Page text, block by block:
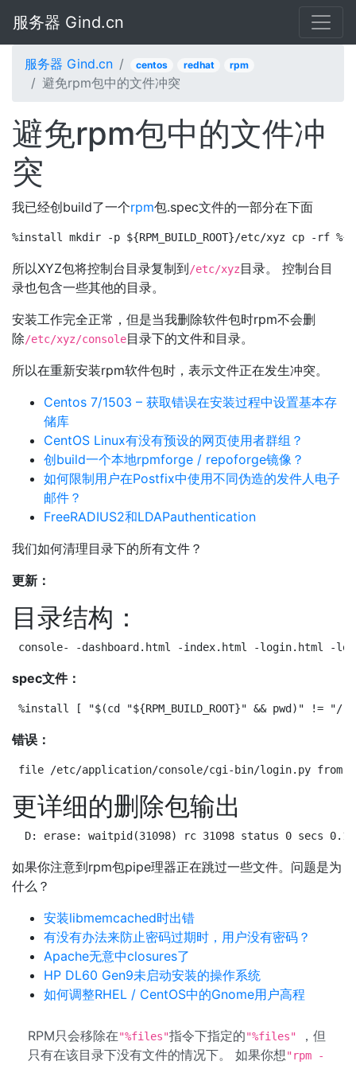
服务器 Gind.cn
服务器 Gind.cn centos redhat rpm
避免rpm包中的文件冲突
避免rpm包中的文件冲
突
我已经创build了一个rpm包.spec文件的一部分在下面
%install mkdir -p ${RPM_BUILD_ROOT}/etc/xyz cp -rf
所以XYZ包将控制台目录复制到/etc/xyz目录。 控制台目
录也包含一些其他的目录。
安装工作完全正常，但是当我删除软件包时rpm不会删
除/etc/xyz/console目录下的文件和目录。
所以在重新安装rpm软件包时，表示文件正在发生冲突。
Centos 7/1503 – 获取错误在安装过程中设置基本存
储库
CentOS Linux有没有预设的网页使用者群组？
创build一个本地rpmforge / repoforge镜像？
如何限制用户在Postfix中使用不同伪造的发件人电子
邮件？
FreeRADIUS2和LDAPauthentication
我们如何清理目录下的所有文件？
更新：
目录结构：
console- -dashboard.html -index.html -login.html -
spec文件：
%install [ "$(cd "${RPM_BUILD_ROOT}" && pwd)" !=
错误：
file /etc/application/console/cgi-bin/login.py from
更详细的删除包输出
D: erase: waitpid(31098) rc 31098 status 0 secs
如果你注意到rpm包pipe理器正在跳过一些文件。问题是为
什么？
安装libmemcached时出错
有没有办法来防止密码过期时，用户没有密码？
Apache无意中closures了
HP DL60 Gen9未启动安装的操作系统
如何调整RHEL / CentOS中的Gnome用户高程
RPM只会移除在"%files"指令下指定的"%files"
，但
只有在该目录下没有文件的情况下。 如果你想"rpm -